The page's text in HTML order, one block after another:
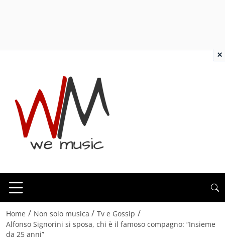
Home / Non solo musica / Tv e Gossip /
Alfonso Signorini si sposa, chi è il famoso compagno: “Insieme
da 25 anni”
×